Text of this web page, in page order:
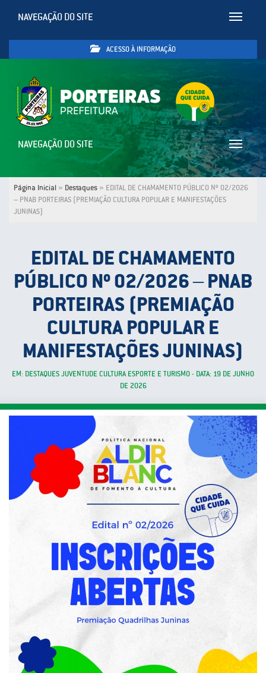
Toggle
NAVEGAÇÃO DO SITE
ACESSO À INFORMAÇÃO
Toggle
NAVEGAÇÃO DO SITE
Página Inicial » Destaques » EDITAL DE CHAMAMENTO PÚBLICO Nº 02/2026
– PNAB PORTEIRAS (PREMIAÇÃO CULTURA POPULAR E MANIFESTAÇÕES
JUNINAS)
EDITAL DE CHAMAMENTO
PÚBLICO Nº 02/2026 – PNAB
PORTEIRAS (PREMIAÇÃO
CULTURA POPULAR E
MANIFESTAÇÕES JUNINAS)
EM: DESTAQUES JUVENTUDE CULTURA ESPORTE E TURISMO - DATA: 19 DE JUNHO
DE 2026